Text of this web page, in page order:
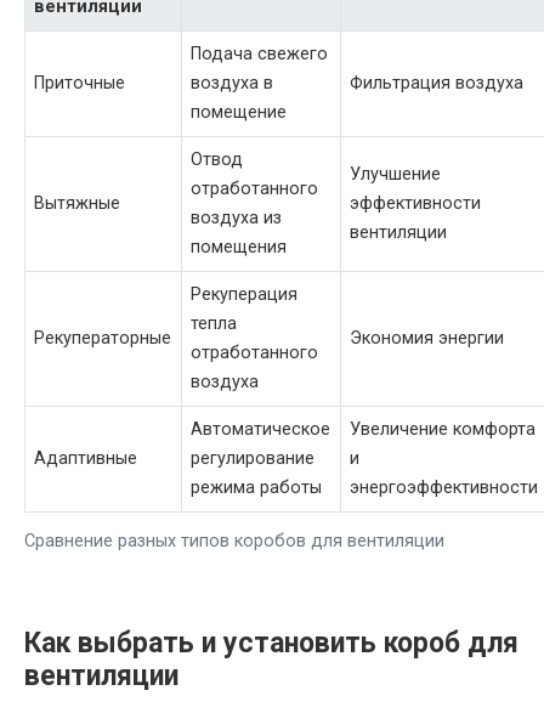
Сравнение разных типов коробов для вентиляции
вентиляции
Приточные
Подача свежего
воздуха в
помещение
Фильтрация воздуха
Вытяжные
Отвод
отработанного
воздуха из
помещения
Улучшение
эффективности
вентиляции
Рекуператорные
Рекуперация
тепла
отработанного
воздуха
Экономия энергии
Адаптивные
Автоматическое
регулирование
режима работы
Увеличение комфорта
и
энергоэффективности
Как выбрать и установить короб для
вентиляции